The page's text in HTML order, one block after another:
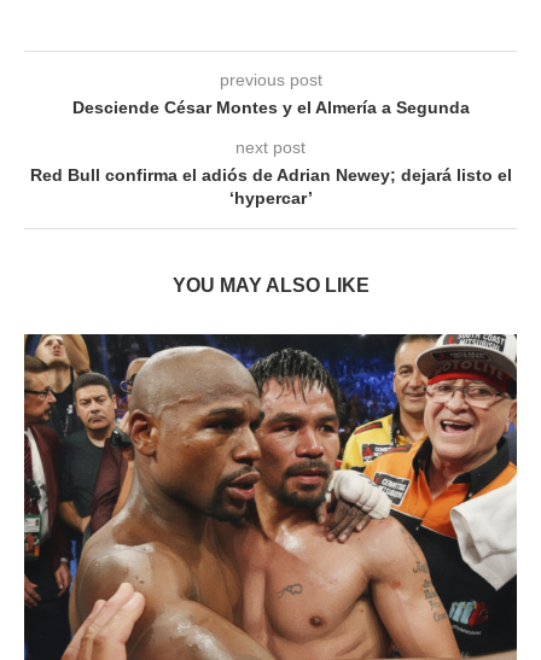
previous post
Desciende César Montes y el Almería a Segunda
next post
Red Bull confirma el adiós de Adrian Newey; dejará listo el
‘hypercar’
YOU MAY ALSO LIKE